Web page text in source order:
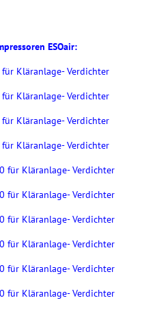
ESOair:
Kläranlage- Verdichter
Kläranlage- Verdichter
Kläranlage- Verdichter
Kläranlage- Verdichter
für Kläranlage- Verdichter
für Kläranlage- Verdichter
für Kläranlage- Verdichter
für Kläranlage- Verdichter
für Kläranlage- Verdichter
für Kläranlage- Verdichter